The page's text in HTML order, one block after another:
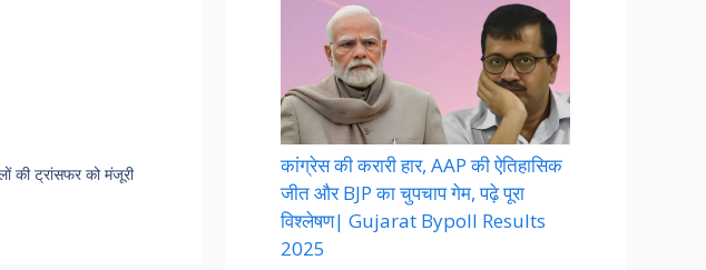
की ट्रांसफर को मंजूरी
कांग्रेस की करारी हार, AAP की ऐतिहासिक
जीत और BJP का चुपचाप गेम, पढ़े पूरा
विश्लेषण| Gujarat Bypoll Results
2025